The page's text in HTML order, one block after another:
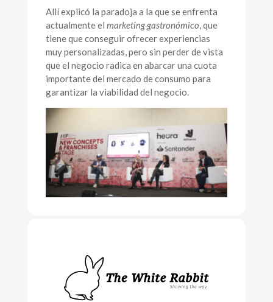
Allí explicó la paradoja a la que se enfrenta
actualmente el marketing gastronómico, que
tiene que conseguir ofrecer experiencias
muy personalizadas, pero sin perder de vista
que el negocio radica en abarcar una cuota
importante del mercado de consumo para
garantizar la viabilidad del negocio.